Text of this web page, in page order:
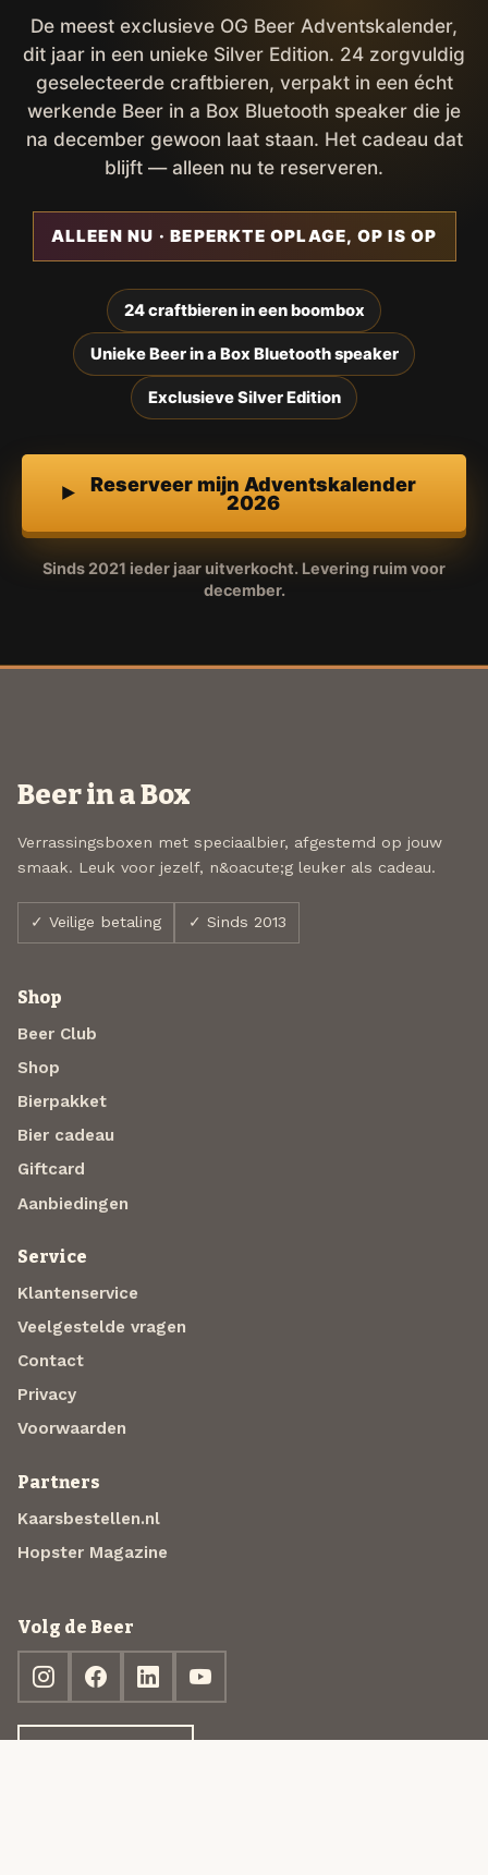
De meest exclusieve OG Beer Adventskalender,
dit jaar in een unieke Silver Edition. 24 zorgvuldig
geselecteerde craftbieren, verpakt in een écht
werkende Beer in a Box Bluetooth speaker die je
na december gewoon laat staan. Het cadeau dat
blijft — alleen nu te reserveren.
ALLEEN NU · BEPERKTE OPLAGE, OP IS OP
24 craftbieren in een boombox
Unieke Beer in a Box Bluetooth speaker
Exclusieve Silver Edition
Reserveer mijn Adventskalender
2026
Sinds 2021 ieder jaar uitverkocht. Levering ruim voor
december.
Beer in a Box
Verrassingsboxen met speciaalbier, afgestemd op jouw
smaak. Leuk voor jezelf, n&oacute;g leuker als cadeau.
✓ Veilige betaling ✓ Sinds 2013
Shop
Beer Club
Shop
Bierpakket
Bier cadeau
Giftcard
Aanbiedingen
Service
Klantenservice
Veelgestelde vragen
Contact
Privacy
Voorwaarden
Partners
Kaarsbestellen.nl
Hopster Magazine
Volg de Beer